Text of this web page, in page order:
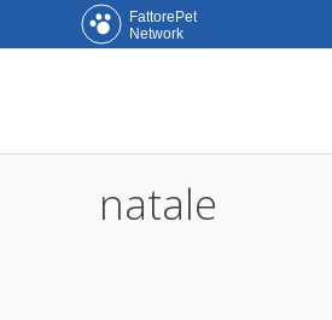
natale
FattorePet
Network